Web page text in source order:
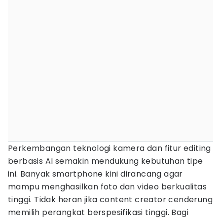
Perkembangan teknologi kamera dan fitur editing
berbasis AI semakin mendukung kebutuhan tipe
ini. Banyak smartphone kini dirancang agar
mampu menghasilkan foto dan video berkualitas
tinggi. Tidak heran jika content creator cenderung
memilih perangkat berspesifikasi tinggi. Bagi